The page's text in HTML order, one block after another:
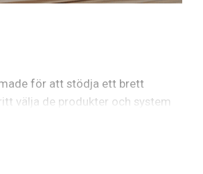
för att stödja ett brett
välja de produkter och system